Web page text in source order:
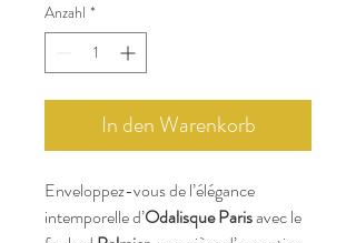
Anzahl *
In den Warenkorb
Enveloppez-vous de l’élégance
intemporelle d’Odalisque Parisavec le